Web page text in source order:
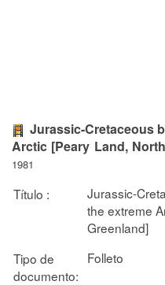
Jurassic-Cretaceous
Arctic [Peary Land,
1981
Título :
Jurassic-
the extreme
Greenland]
Tipo de
documento:
Folleto